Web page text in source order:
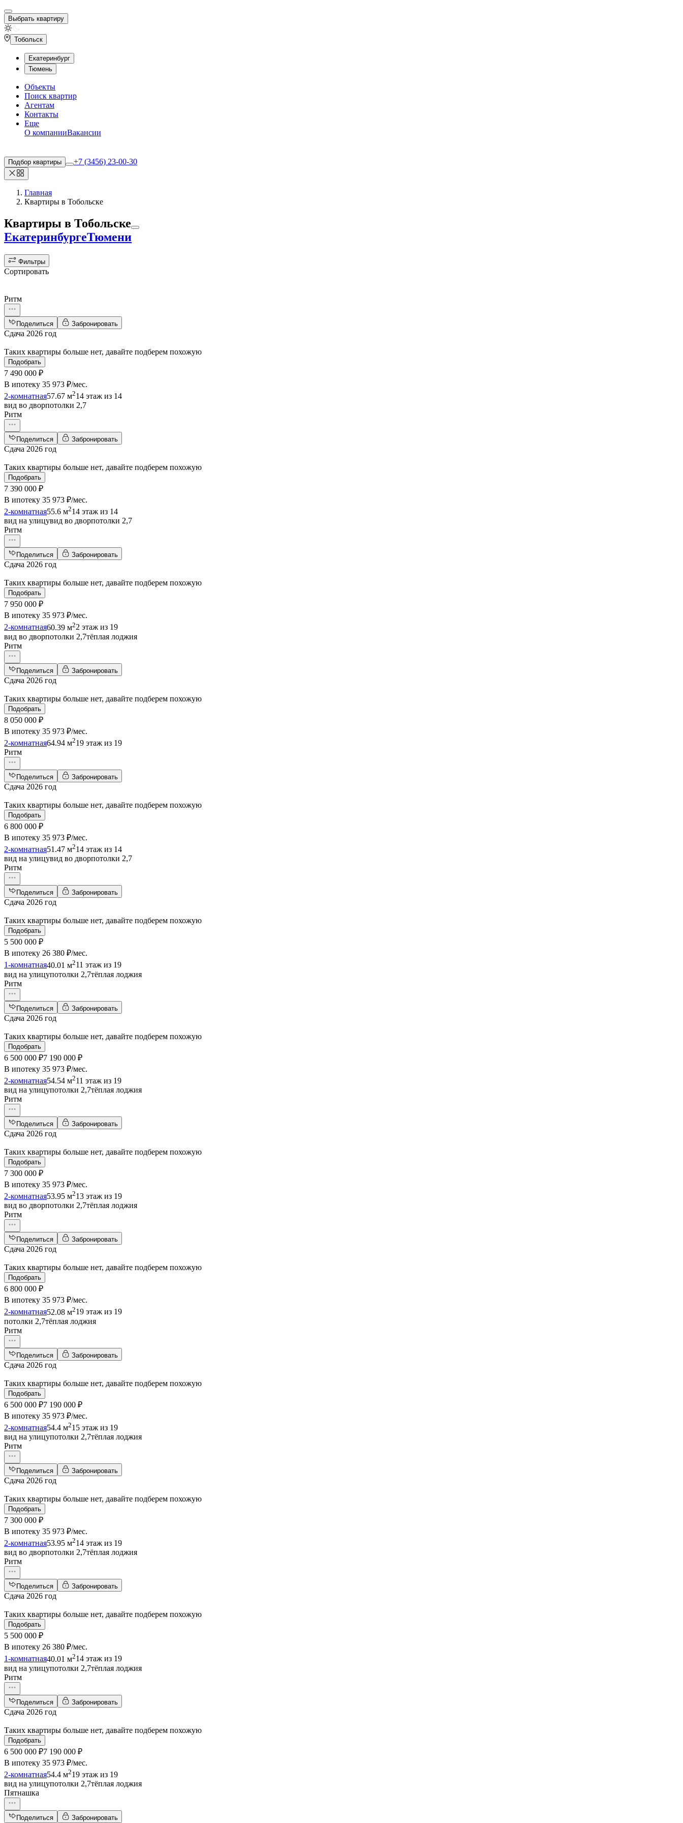
Выбрать квартиру
Тобольск
Екатеринбург
Тюмень
Объекты
Поиск квартир
Агентам
Контакты
Еще
О компанииВакансии
Подбор квартиры +7 (3456) 23-00-30
Главная
Квартиры в Тобольске
Квартиры в Тобольске
ЕкатеринбургеТюмени
Фильтры
Сортировать
Ритм
Поделиться Забронировать
Сдача 2026 год
Таких квартиры больше нет, давайте подберем похожую
Подобрать
7 490 000 ₽
В ипотеку 35 973 ₽/мес.
2-комнатная57.67 м214 этаж из 14
вид во дворпотолки 2,7
Ритм
Поделиться Забронировать
Сдача 2026 год
Таких квартиры больше нет, давайте подберем похожую
Подобрать
7 390 000 ₽
В ипотеку 35 973 ₽/мес.
2-комнатная55.6 м214 этаж из 14
вид на улицувид во дворпотолки 2,7
Ритм
Поделиться Забронировать
Сдача 2026 год
Таких квартиры больше нет, давайте подберем похожую
Подобрать
7 950 000 ₽
В ипотеку 35 973 ₽/мес.
2-комнатная60.39 м22 этаж из 19
вид во дворпотолки 2,7тёплая лоджия
Ритм
Поделиться Забронировать
Сдача 2026 год
Таких квартиры больше нет, давайте подберем похожую
Подобрать
8 050 000 ₽
В ипотеку 35 973 ₽/мес.
2-комнатная64.94 м219 этаж из 19
Ритм
Поделиться Забронировать
Сдача 2026 год
Таких квартиры больше нет, давайте подберем похожую
Подобрать
6 800 000 ₽
В ипотеку 35 973 ₽/мес.
2-комнатная51.47 м214 этаж из 14
вид на улицувид во дворпотолки 2,7
Ритм
Поделиться Забронировать
Сдача 2026 год
Таких квартиры больше нет, давайте подберем похожую
Подобрать
5 500 000 ₽
В ипотеку 26 380 ₽/мес.
1-комнатная40.01 м211 этаж из 19
вид на улицупотолки 2,7тёплая лоджия
Ритм
Поделиться Забронировать
Сдача 2026 год
Таких квартиры больше нет, давайте подберем похожую
Подобрать
6 500 000 ₽7 190 000 ₽
В ипотеку 35 973 ₽/мес.
2-комнатная54.54 м211 этаж из 19
вид на улицупотолки 2,7тёплая лоджия
Ритм
Поделиться Забронировать
Сдача 2026 год
Таких квартиры больше нет, давайте подберем похожую
Подобрать
7 300 000 ₽
В ипотеку 35 973 ₽/мес.
2-комнатная53.95 м213 этаж из 19
вид во дворпотолки 2,7тёплая лоджия
Ритм
Поделиться Забронировать
Сдача 2026 год
Таких квартиры больше нет, давайте подберем похожую
Подобрать
6 800 000 ₽
В ипотеку 35 973 ₽/мес.
2-комнатная52.08 м219 этаж из 19
потолки 2,7тёплая лоджия
Ритм
Поделиться Забронировать
Сдача 2026 год
Таких квартиры больше нет, давайте подберем похожую
Подобрать
6 500 000 ₽7 190 000 ₽
В ипотеку 35 973 ₽/мес.
2-комнатная54.4 м215 этаж из 19
вид на улицупотолки 2,7тёплая лоджия
Ритм
Поделиться Забронировать
Сдача 2026 год
Таких квартиры больше нет, давайте подберем похожую
Подобрать
7 300 000 ₽
В ипотеку 35 973 ₽/мес.
2-комнатная53.95 м214 этаж из 19
вид во дворпотолки 2,7тёплая лоджия
Ритм
Поделиться Забронировать
Сдача 2026 год
Таких квартиры больше нет, давайте подберем похожую
Подобрать
5 500 000 ₽
В ипотеку 26 380 ₽/мес.
1-комнатная40.01 м214 этаж из 19
вид на улицупотолки 2,7тёплая лоджия
Ритм
Поделиться Забронировать
Сдача 2026 год
Таких квартиры больше нет, давайте подберем похожую
Подобрать
6 500 000 ₽7 190 000 ₽
В ипотеку 35 973 ₽/мес.
2-комнатная54.4 м219 этаж из 19
вид на улицупотолки 2,7тёплая лоджия
Пятнашка
Поделиться Забронировать